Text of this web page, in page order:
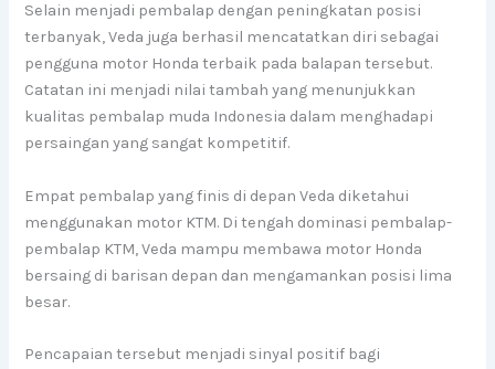
Selain menjadi pembalap dengan peningkatan posisi
terbanyak, Veda juga berhasil mencatatkan diri sebagai
pengguna motor Honda terbaik pada balapan tersebut.
Catatan ini menjadi nilai tambah yang menunjukkan
kualitas pembalap muda Indonesia dalam menghadapi
persaingan yang sangat kompetitif.
Empat pembalap yang finis di depan Veda diketahui
menggunakan motor KTM. Di tengah dominasi pembalap-
pembalap KTM, Veda mampu membawa motor Honda
bersaing di barisan depan dan mengamankan posisi lima
besar.
Pencapaian tersebut menjadi sinyal positif bagi